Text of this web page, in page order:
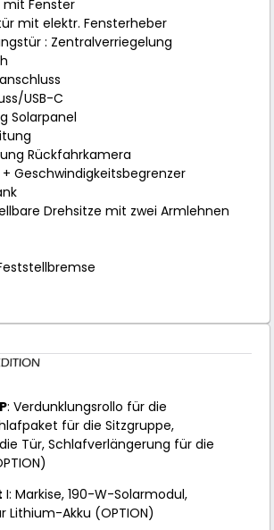
Fenster
mit elektr. Fensterheber
: Zentralverriegelung
USB-C
Solarpanel
Rückfahrkamera
Geschwindigkeitsbegrenzer
Drehsitze mit zwei Armlehnen
: Verdunklungsrollo für die
für die Sitzgruppe,
Tür, Schlafverlängerung für die
I: Markise, 190-W-Solarmodul,
Lithium-Akku (OPTION)